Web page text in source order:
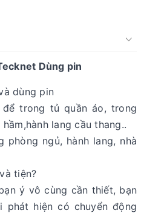
Dùng pin
dùng pin
trong tủ quần áo, trong
lang cầu thang..
phòng ngủ, hành lang, nhà
tiện?
ý vô cùng cần thiết, bạn
hiện có chuyển động